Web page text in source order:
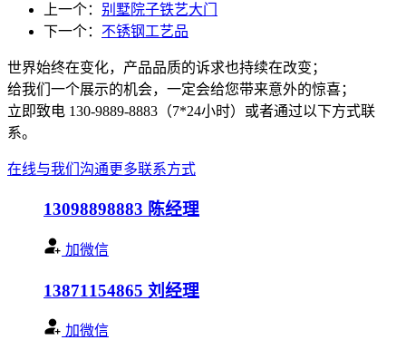
上一个： 别墅院子铁艺大门
下一个： 不锈钢工艺品
世界始终在变化，产品品质的诉求也持续在改变；
给我们一个展示的机会，一定会给您带来意外的惊喜；
立即致电 130-9889-8883（7*24小时）或者通过以下方式联
系。
在线与我们沟通更多联系方式
13098898883 陈经理
加微信
13871154865 刘经理
加微信